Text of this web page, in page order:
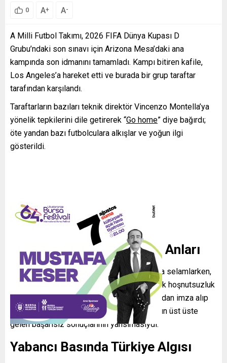
0 A+ A-
A Milli Futbol Takımı, 2026 FIFA Dünya Kupası D
Grubu’ndaki son sınavı için Arizona Mesa’daki ana
kampında son idmanını tamamladı. Kampı bitiren kafile,
Los Angeles’a hareket etti ve burada bir grup taraftar
tarafından karşılandı.
Taraftarların bazıları teknik direktör Vincenzo Montella’ya
yönelik tepkilerini dile getirerek “Go home” diye bağırdı;
öte yandan bazı futbolculara alkışlar ve yoğun ilgi
gösterildi.
Taraftar Tepkileri ve İmza Anları
Kalabalığın bir kısmı Mert Müldür’ü coşkuyla selamlarken,
Arda, Hakan ve Uğurcan gibi isimlere yönelik hoşnutsuzluk
da gözlemlendi. Bazı destekçiler oyunculardan imza alıp
fotoğraf çektirdi; bu karışık atmosfer, takımın üst üste
gelen başarısız sonuçlarının yansımasıydı.
Yabancı Basında Türkiye Algısı